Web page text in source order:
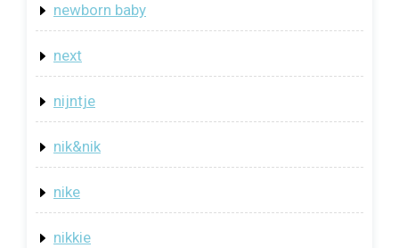
newborn baby
next
nijntje
nik&nik
nike
nikkie